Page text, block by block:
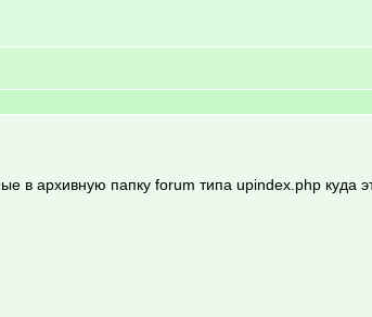
в архивную папку forum типа upindex.php куда